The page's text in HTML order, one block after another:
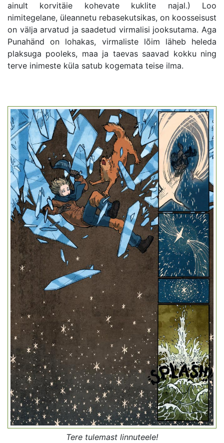
ainult korvitäie kohevate kuklite najal.) Loo
nimitegelane, üleannetu rebasekutsikas, on koosseisust
on välja arvatud ja saadetud virmalisi jooksutama. Aga
Punahänd on lohakas, virmaliste lõim läheb heleda
plaksuga pooleks, maa ja taevas saavad kokku ning
terve inimeste küla satub kogemata teise ilma.
Tere tulemast linnuteele!